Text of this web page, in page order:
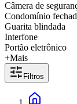
Câmera de
Condomínio
Guarita blindada
Interfone
Portão eletrônico
+Mais
Filtros